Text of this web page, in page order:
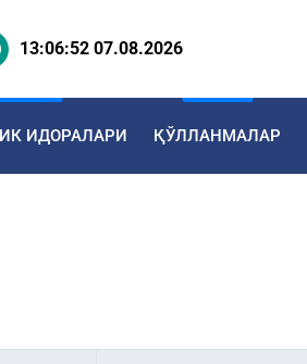
13:06:52 07.08.2026
ИДОРАЛАРИ ҚЎЛЛАНМАЛАР